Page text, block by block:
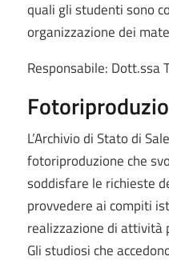
quali gli studenti sono
organizzazione dei
Responsabile: Dott.ssa
L’Archivio di Stato di
fotoriproduzione che
soddisfare le richieste
provvedere ai compiti
realizzazione di attività
Gli studiosi che